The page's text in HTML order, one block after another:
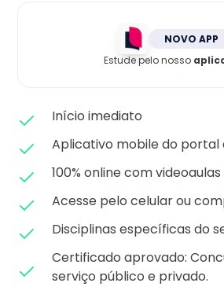
NOVO APP
Estude pelo nosso
Início imediato
Aplicativo mobile do portal
100% online com videoaulas
Acesse pelo celular ou
Disciplinas específicas do
Certificado aprovado: C
serviço público e privado.